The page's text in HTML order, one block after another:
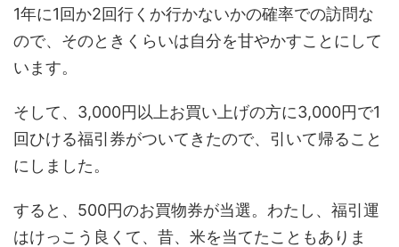
1年に1回か2回行くか行かないかの確率での訪問な
ので、そのときくらいは自分を甘やかすことにして
います。
そして、3,000円以上お買い上げの方に3,000円で1
回ひける福引券がついてきたので、引いて帰ること
にしました。
すると、500円のお買物券が当選。わたし、福引運
はけっこう良くて、昔、米を当てたこともありま